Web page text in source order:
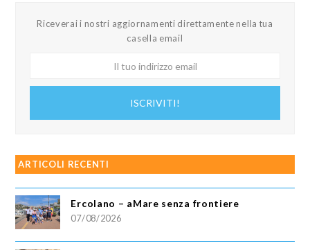
Riceverai i nostri aggiornamenti direttamente nella tua
casella email
ISCRIVITI!
ARTICOLI RECENTI
Ercolano – aMare senza frontiere
07/08/2026